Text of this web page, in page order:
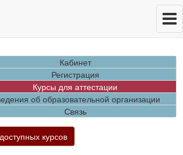
Кабинет
Регистрация
Курсы для аттестации
об образовательной организации
Связь
курсов